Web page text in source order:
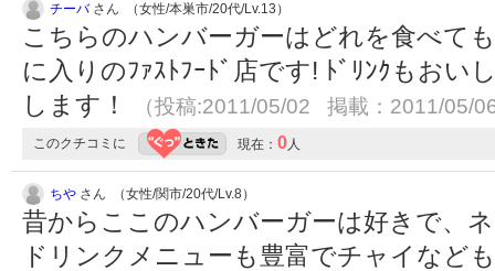
チーバさん （女性/本巣市/20代/Lv.13）
こちらのハンバーガーはどれを食べて
に入りのﾌｧｽﾄﾌｰﾄﾞ店です! ﾄﾞﾘﾝｸもおい
します！
（投稿:2011/05/02 掲載：2011/05/
このクチコミに 現在： 0人
ちや さん （女性/関市/20代/Lv.8）
昔からここのハンバーガーは好きで、
ドリンクメニューも豊富でチャイなど